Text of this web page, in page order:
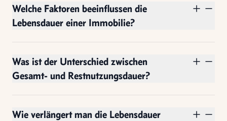
Welche Faktoren beeinflussen die
Lebensdauer einer Immobilie?
Was ist der Unterschied zwischen
Gesamt- und Restnutzungsdauer?
Wie verlängert man die Lebensdauer